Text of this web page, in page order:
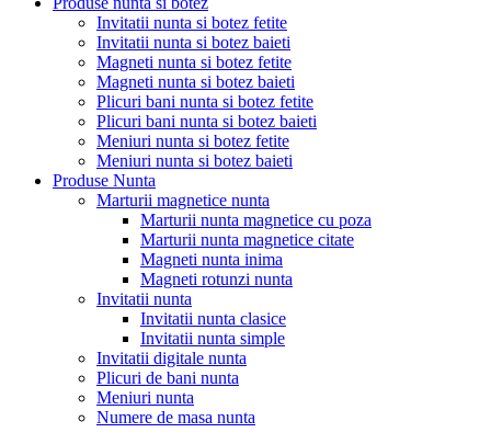
Invitatii nunta si botez fetite
Invitatii nunta si botez baieti
Magneti nunta si botez fetite
Magneti nunta si botez baieti
Plicuri bani nunta si botez fetite
Plicuri bani nunta si botez baieti
Meniuri nunta si botez fetite
Meniuri nunta si botez baieti
Produse Nunta
Marturii magnetice nunta
Marturii nunta magnetice cu poza
Marturii nunta magnetice citate
Magneti nunta inima
Magneti rotunzi nunta
Invitatii nunta
Invitatii nunta clasice
Invitatii nunta simple
Invitatii digitale nunta
Plicuri de bani nunta
Meniuri nunta
Numere de masa nunta